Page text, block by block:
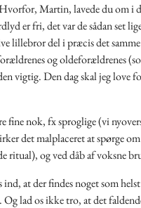
Martin, lavede du om i
er fri, det var de sådan set
lillebror del i præcis det
og oldeforældrenes
vigtig. Den dag skal jeg love
fine nok, fx sproglige (vi
det malplaceret at spørge
ritual), og ved dåb af voksne
at der findes noget som
lad os ikke tro, at det